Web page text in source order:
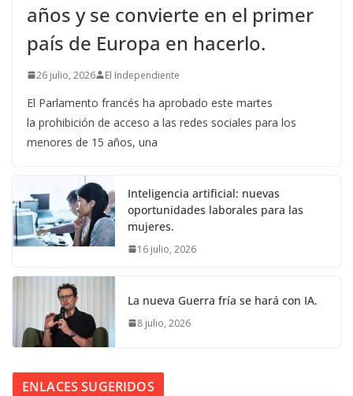
años y se convierte en el primer
país de Europa en hacerlo.
26 julio, 2026 El Independiente
El Parlamento francés ha aprobado este martes
la prohibición de acceso a las redes sociales para los
menores de 15 años, una
Inteligencia artificial: nuevas
oportunidades laborales para las
mujeres.
16 julio, 2026
La nueva Guerra fría se hará con IA.
8 julio, 2026
ENLACES SUGERIDOS